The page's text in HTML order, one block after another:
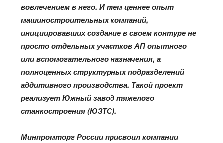
вовлечением в него. И тем ценнее опыт
машиностроительных компаний,
инициировавших создание в своем контуре не
просто отдельных участков АП опытного
или вспомогательного назначения, а
полноценных структурных подразделений
аддитивного производства. Такой проект
реализует Южный завод тяжелого
станкостроения (ЮЗТС).
Минпромторг России присвоил компании